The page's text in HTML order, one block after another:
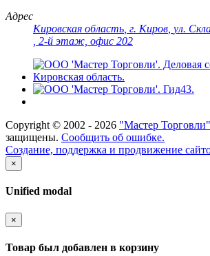
Адрес
Кировская область г. Киров ул.
, 2-й этаж, офис 202
Copyright © 2002 - 2026 "Мастер Торговли"
защищены. Сообщить об ошибке.
Создание, поддержка и продвижение
×
Unified modal
×
Товар был добавлен в корзину